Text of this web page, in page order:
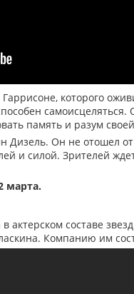
которого
память и разум
Он не отошел
и силой. Зрителей
марта.
составе
Компанию им